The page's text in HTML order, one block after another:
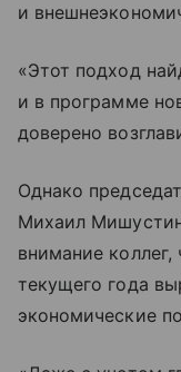
и
«Этот подход
и в программе
доверено
Однако
Михаил
внимание коллег,
текущего года
экономические